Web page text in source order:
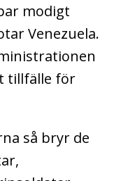
modigt
Venezuela.
tillfälle för
så bryr de